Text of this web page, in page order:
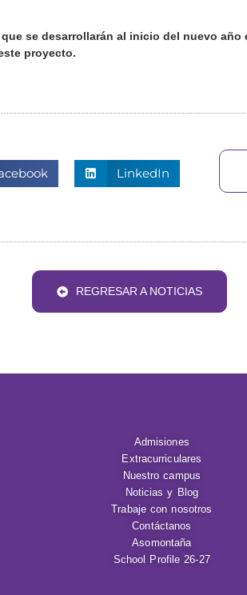
se desarrollarán al inicio del nuevo
proyecto.
LinkedIn
REGRESAR A NOTICIAS
Admisiones
Extracurriculares
Nuestro campus
Noticias y Blog
Trabaje con nosotros
Contáctanos
Asomontaña
School Profile 26-27